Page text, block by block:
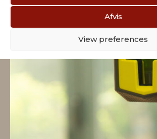
Afvis
View preferences